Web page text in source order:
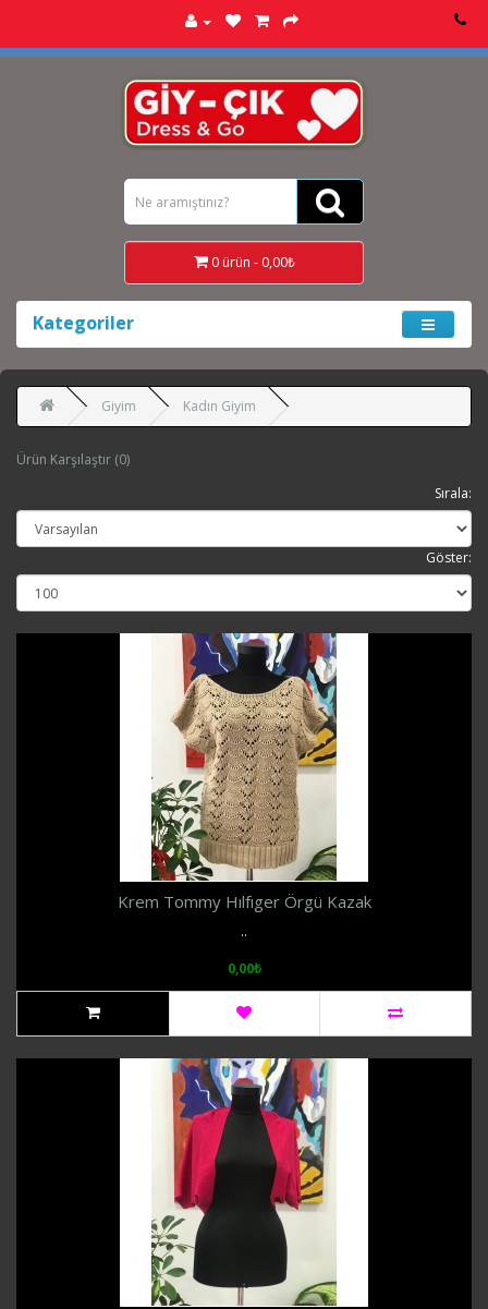
0 ürün - 0,00₺
Kategoriler
Giyim Kadın Giyim
Ürün Karşılaştır (0)
Sırala:
Göster:
Krem Tommy Hılfıger Örgü Kazak
..
0,00₺